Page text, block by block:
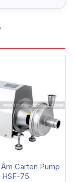
Carten Pump
HSF-75